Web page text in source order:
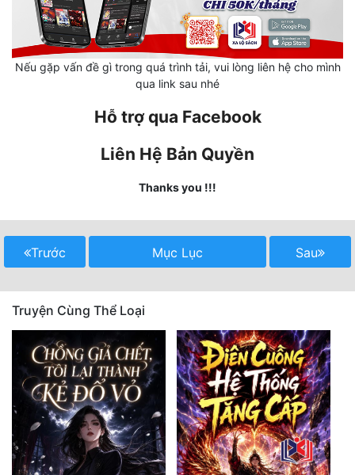
Phương Tây
Phản Phái
Thanh Xuân
Tiểu Thuyết
Trinh Thám
Triều Đấu
Trùng Sinh
Trọng Sinh
Tu Chân
Nếu gặp vấn đề gì trong quá trình tải, vui lòng liên hệ cho mình
qua link sau nhé
Hỗ trợ qua Facebook
Liên Hệ Bản Quyền
Thanks you !!!
Trước Mục Lục Sau
Truyện Cùng Thể Loại